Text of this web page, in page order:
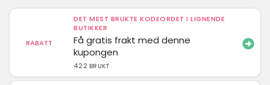
RABATT
DET MEST BRUKTE KODEORDET I LIGNENDE
BUTIKKER
Få gratis frakt med denne
kupongen
422 BRUKT